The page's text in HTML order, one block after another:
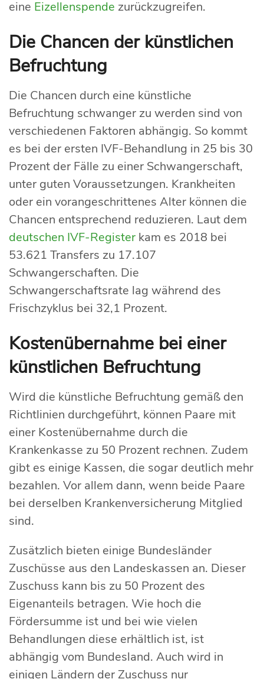
eine Eizellenspende zurückzugreifen.
Die Chancen der künstlichen
Befruchtung
Die Chancen durch eine künstliche
Befruchtung schwanger zu werden sind von
verschiedenen Faktoren abhängig. So kommt
es bei der ersten IVF-Behandlung in 25 bis 30
Prozent der Fälle zu einer Schwangerschaft,
unter guten Voraussetzungen. Krankheiten
oder ein vorangeschrittenes Alter können die
Chancen entsprechend reduzieren. Laut dem
deutschen IVF-Register kam es 2018 bei
53.621 Transfers zu 17.107
Schwangerschaften. Die
Schwangerschaftsrate lag während des
Frischzyklus bei 32,1 Prozent.
Kostenübernahme bei einer
künstlichen Befruchtung
Wird die künstliche Befruchtung gemäß den
Richtlinien durchgeführt, können Paare mit
einer Kostenübernahme durch die
Krankenkasse zu 50 Prozent rechnen. Zudem
gibt es einige Kassen, die sogar deutlich mehr
bezahlen. Vor allem dann, wenn beide Paare
bei derselben Krankenversicherung Mitglied
sind.
Zusätzlich bieten einige Bundesländer
Zuschüsse aus den Landeskassen an. Dieser
Zuschuss kann bis zu 50 Prozent des
Eigenanteils betragen. Wie hoch die
Fördersumme ist und bei wie vielen
Behandlungen diese erhältlich ist, ist
abhängig vom Bundesland. Auch wird in
einigen Ländern der Zuschuss nur